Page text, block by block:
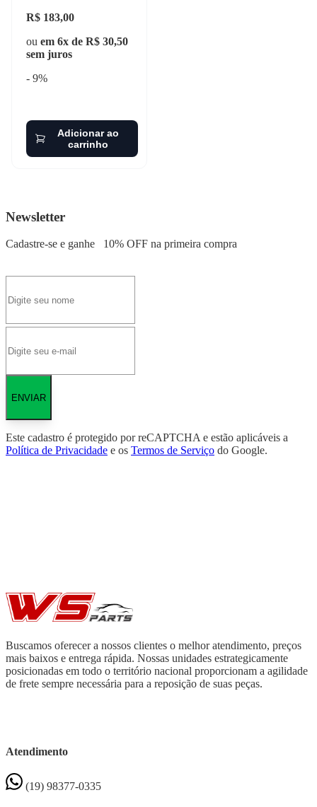
R$ 183,00
ou em 6x de R$ 30,50
sem juros
- 9%
Adicionar ao
carrinho
Newsletter
Cadastre-se e ganhe 10% OFF na primeira compra
ENVIAR
Este cadastro é protegido por reCAPTCHA e estão aplicáveis a
Política de Privacidade e os Termos de Serviço do Google.
Buscamos oferecer a nossos clientes o melhor atendimento, preços
mais baixos e entrega rápida. Nossas unidades estrategicamente
posicionadas em todo o território nacional proporcionam a agilidade
de frete sempre necessária para a reposição de suas peças.
Atendimento
(19) 98377-0335